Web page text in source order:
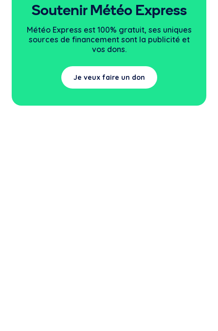
Soutenir Météo Express
Météo Express est 100% gratuit, ses uniques
sources de financement sont la publicité et
vos dons.
Je veux faire un don